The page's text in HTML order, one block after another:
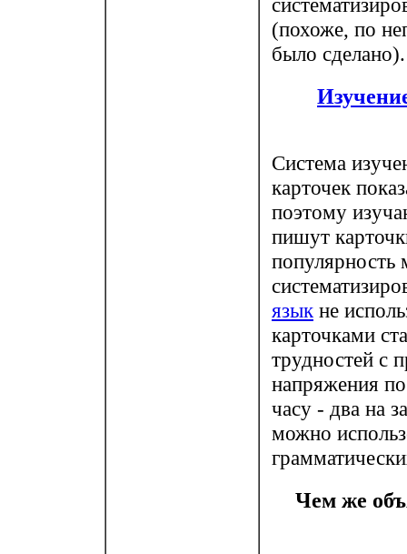
(похоже, по
было сделано).
Система
карточек
поэтому
пишут
популярность
языкне
карточками
трудностей с
напряжения
часу - два на
можно
Чем же